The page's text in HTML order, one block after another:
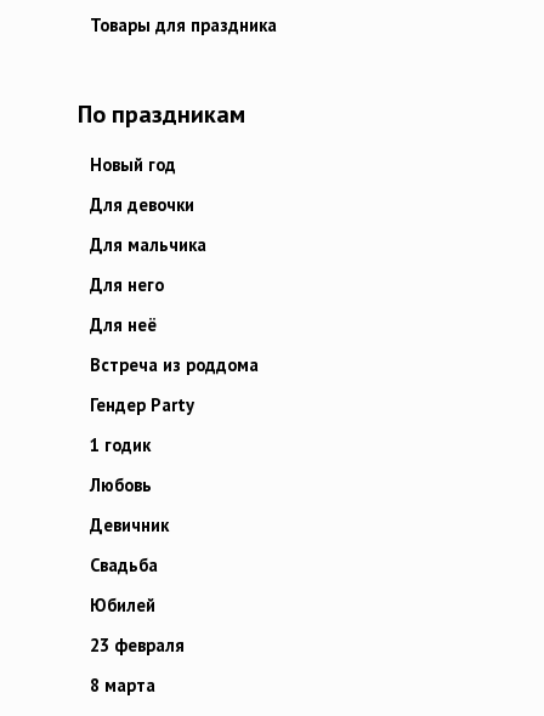
Товары для праздника
По праздникам
Новый год
Для девочки
Для мальчика
Для него
Для неё
Встреча из роддома
Гендер Party
1 годик
Любовь
Девичник
Свадьба
Юбилей
23 февраля
8 марта